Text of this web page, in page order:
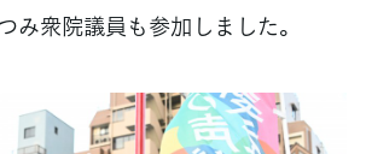
み衆院議員も参加しました。